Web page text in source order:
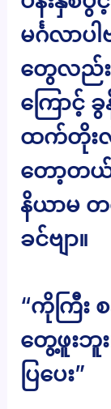
မင်္ဂလာပ
တွေလည်း
ကြောင့်
ထက်တိုးလို့
တော့တ
နိယာမ တ
ခင်ဗျာ။
“ကိုကြီး
တွေ့ဖူးဘူး
ပြပေး”